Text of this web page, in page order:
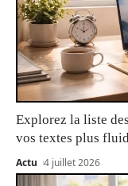
Explorez la liste
vos textes plus
Actu 4 juillet 2026